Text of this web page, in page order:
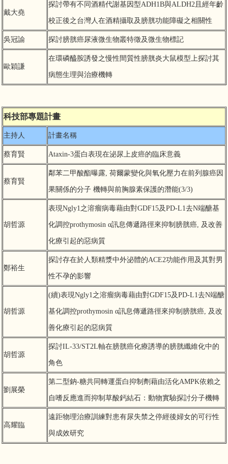
戴大堯
探討帶有不同酒精代謝基因型ADH1B與ALDH2且經年齡
校正後之台灣人在酒精攝取及膀胱功能障礙之相關性
吳冠諭 探討膀胱癌尿液微生物叢特徵及微生物標記
歐穎謙
在環磷醯胺誘發之慢性間質性膀胱炎大鼠模型上探討其
病態生理與治療機轉
科技部專題計畫
主持人 計畫名稱
蔡育賢 Ataxin-3蛋白表現在泌尿上皮癌的臨床意義
蔡育賢
鄰苯二甲酸酯曝露, 荷爾蒙變化與氧化壓力在前列腺癌因
果關係的分子 機轉與前胸腺素保護的潛能(3/3)
胡哲源
表現Ngly1之溶瘤病毒藉由對GDF15及PD-L1去N端醣基
化調控prothymosin α訊息傳遞路徑來抑制膀胱癌, 及改善
化療引起的惡病質
鄭裕生
探討存在於人類精漿中外泌體的ACE2功能作用及其對男
性不孕的影響
胡哲源
(續)表現Ngly1之溶瘤病毒藉由對GDF15及PD-L1去N端醣
基化調控prothymosin α訊息傳遞路徑來抑制膀胱癌, 及改
善化療引起的惡病質
胡哲源
探討IL-33/ST2L軸在膀胱癌化療誘導的膀胱纖維化中的
角色
劉展榮
第二型鈉-糖共同轉運蛋白抑制劑藉由活化AMPK依賴之
自嗜反應進而抑制草酸鈣結石：動物實驗探討分子機轉
高耀臨
遠距物理治療訓練對患有尿失禁之停經後婦女的可行性
與成效研究